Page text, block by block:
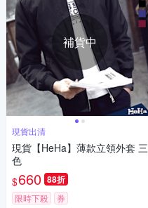
補貨中
現貨出清
現貨【HeHa】薄款立領外套 三
色
$660 88折
限時下殺 券